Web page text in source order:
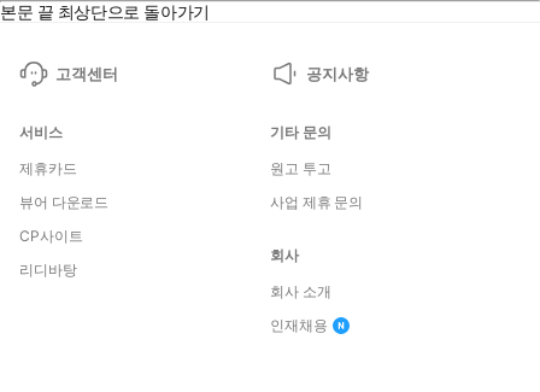
본문 끝 최상단으로 돌아가기
고객센터 공지사항
서비스
제휴카드
뷰어 다운로드
CP사이트
리디바탕
기타 문의
원고 투고
사업 제휴 문의
회사
회사 소개
인재채용